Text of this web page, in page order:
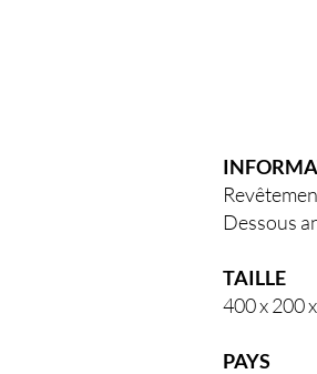
Dessous
TAILLE
400 x 200
PAYS